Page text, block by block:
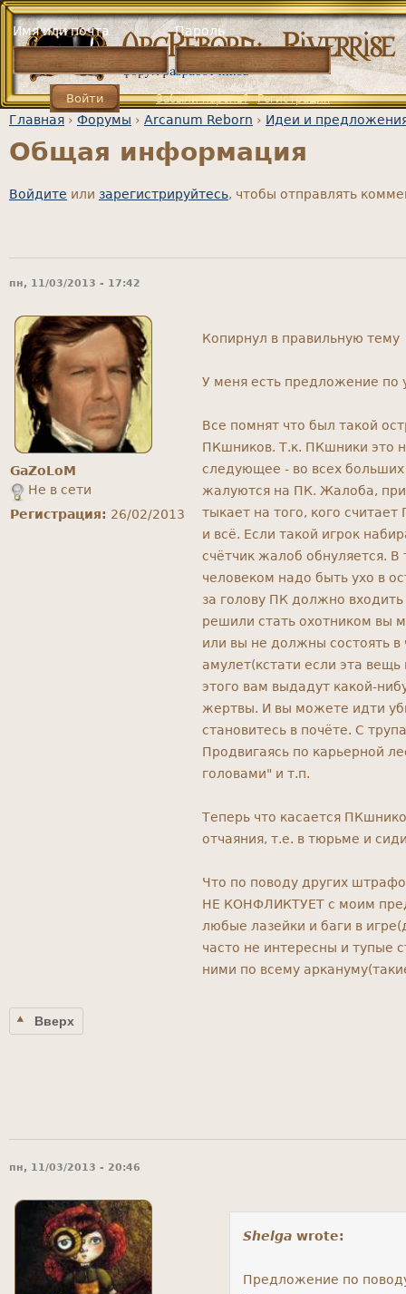
Jump to navigation
Вы здесь
Главная › Форумы › Arcanum Reborn › Идеи и
Общая информация
Войдите или зарегистрируйтесь, чтобы отправлять
пн, 11/03/2013 - 17:42
GaZoLoM
Не в сети
Регистрация: 26/02/2013
Копирнул в правильную тему
У меня есть предложение по
Все помнят что был такой
ПКшников. Т.к. ПКшники это
следующее - во всех
жалуются на ПК. Жалоба,
тыкает на того, кого
и всё. Если такой игрок
счётчик жалоб обнуляется.
человеком надо быть ухо в
за голову ПК должно
решили стать охотником вы
или вы не должны состоять
амулет(кстати если эта
этого вам выдадут какой-
жертвы. И вы можете идти
становитесь в почёте. С
Продвигаясь по карьерной
головами" и т.п.
Теперь что касается
отчаяния, т.е. в тюрьме и
Что по поводу других
НЕ КОНФЛИКТУЕТ с моим
любые лазейки и баги в
часто не интересны и тупые
ними по всему
Вверх
пн, 11/03/2013 - 20:46
Shelga wrote:
Предложение по
Имя или почта Пароль
Регистрация
Забыли пароль?